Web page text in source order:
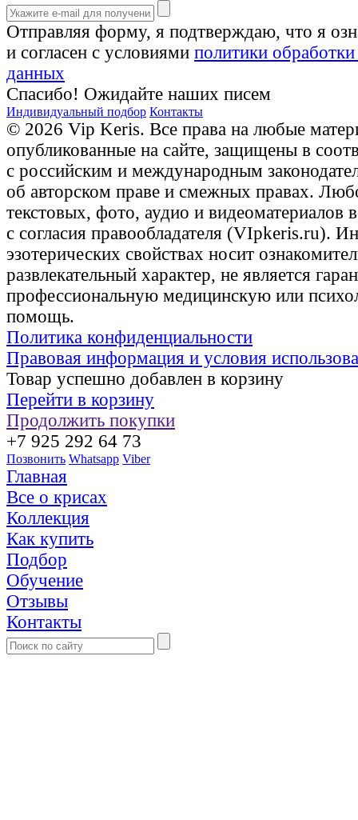
Отправляя форму, я подтверждаю, что я
и согласен с условиями политики
данных
Спасибо! Ожидайте наших писем
Индивидуальный подбор Контакты
© 2026 Vip Keris. Все права на любые
опубликованные на сайте, защищены в
с российским и международным
об авторском праве и смежных правах.
текстовых, фото, аудио и видеоматериалов
с согласия правообладателя (VIpkeris.ru).
эзотерических свойствах носит
развлекательный характер, не является
профессиональную медицинскую или
помощь.
Политика конфиденциальности
Правовая информация и условия
Товар успешно добавлен в корзину
Перейти в корзину
Продолжить покупки
+7 925 292 64 73
Позвонить Whatsapp Viber
Главная
Все о крисах
Коллекция
Как купить
Подбор
Обучение
Отзывы
Контакты